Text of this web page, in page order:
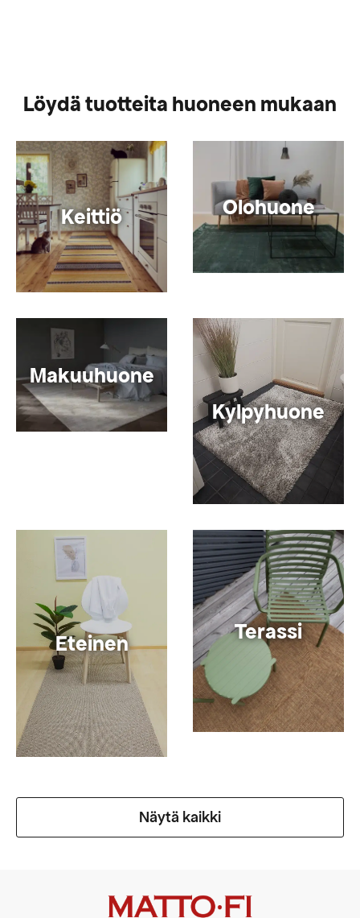
Löydä tuotteita huoneen mukaan
Keittiö Olohuone
Makuuhuone
Kylpyhuone
Eteinen Terassi
Näytä kaikki